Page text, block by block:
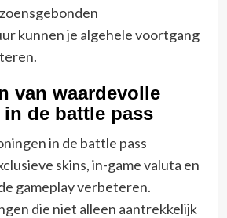
kunnen je algehele voortgang
van waardevolle
de battle pass
in de battle pass
skins, in-game valuta en
gameplay verbeteren.
die niet alleen aantrekkelijk